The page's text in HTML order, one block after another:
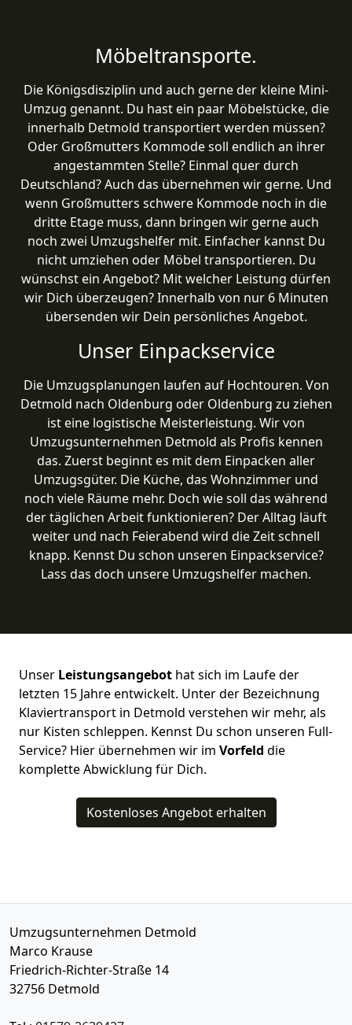
Möbeltransporte.
Die Königsdisziplin und auch gerne der kleine Mini-
Umzug genannt. Du hast ein paar Möbelstücke, die
innerhalb Detmold transportiert werden müssen?
Oder Großmutters Kommode soll endlich an ihrer
angestammten Stelle? Einmal quer durch
Deutschland? Auch das übernehmen wir gerne. Und
wenn Großmutters schwere Kommode noch in die
dritte Etage muss, dann bringen wir gerne auch
noch zwei Umzugshelfer mit. Einfacher kannst Du
nicht umziehen oder Möbel transportieren. Du
wünschst ein Angebot? Mit welcher Leistung dürfen
wir Dich überzeugen? Innerhalb von nur 6 Minuten
übersenden wir Dein persönliches Angebot.
Unser Einpackservice
Die Umzugsplanungen laufen auf Hochtouren. Von
Detmold nach Oldenburg oder Oldenburg zu ziehen
ist eine logistische Meisterleistung. Wir von
Umzugsunternehmen Detmold als Profis kennen
das. Zuerst beginnt es mit dem Einpacken aller
Umzugsgüter. Die Küche, das Wohnzimmer und
noch viele Räume mehr. Doch wie soll das während
der täglichen Arbeit funktionieren? Der Alltag läuft
weiter und nach Feierabend wird die Zeit schnell
knapp. Kennst Du schon unseren Einpackservice?
Lass das doch unsere Umzugshelfer machen.
Unser Leistungsangebot hat sich im Laufe der
letzten 15 Jahre entwickelt. Unter der Bezeichnung
Klaviertransport in Detmold verstehen wir mehr, als
nur Kisten schleppen. Kennst Du schon unseren Full-
Service? Hier übernehmen wir im Vorfeld die
komplette Abwicklung für Dich.
Kostenloses Angebot erhalten
Umzugsunternehmen Detmold
Marco Krause
Friedrich-Richter-Straße 14
32756 Detmold